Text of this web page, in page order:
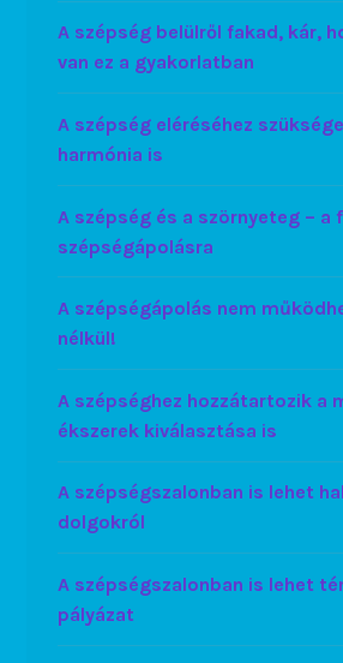
A szépség belülről fakad, kár,
van ez a gyakorlatban
A szépség eléréséhez
harmónia is
A szépség és a szörnyeteg – a
szépségápolásra
A szépségápolás nem
nélkül!
A szépséghez hozzátartozik a
ékszerek kiválasztása is
A szépségszalonban is lehet
dolgokról
A szépségszalonban is lehet
pályázat